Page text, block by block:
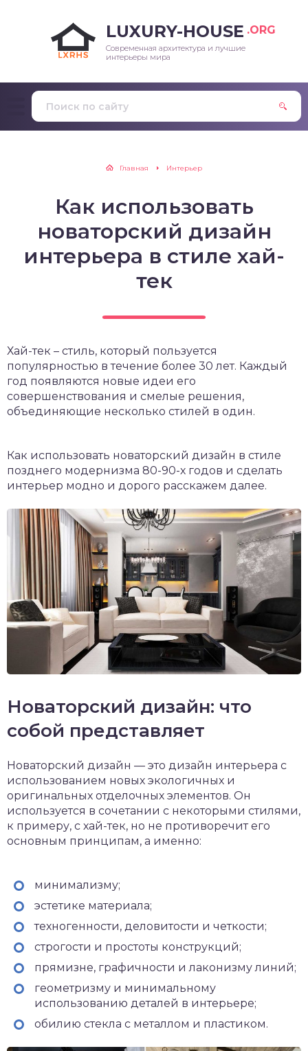
LUXURY-HOUSE .ORG
Современная архитектура и лучшие
интерьеры мира
Главная Интерьер
Как использовать
новаторский дизайн
интерьера в стиле хай-
тек
Хай-тек – стиль, который пользуется
популярностью в течение более 30 лет. Каждый
год появляются новые идеи его
совершенствования и смелые решения,
объединяющие несколько стилей в один.
Как использовать новаторский дизайн в стиле
позднего модернизма 80-90-х годов и сделать
интерьер модно и дорого расскажем далее.
Новаторский дизайн: что
собой представляет
Новаторский дизайн — это дизайн интерьера с
использованием новых экологичных и
оригинальных отделочных элементов. Он
используется в сочетании с некоторыми стилями,
к примеру, с хай-тек, но не противоречит его
основным принципам, а именно:
минимализму;
эстетике материала;
техногенности, деловитости и четкости;
строгости и простоты конструкций;
прямизне, графичности и лаконизму линий;
геометризму и минимальному
использованию деталей в интерьере;
обилию стекла с металлом и пластиком.